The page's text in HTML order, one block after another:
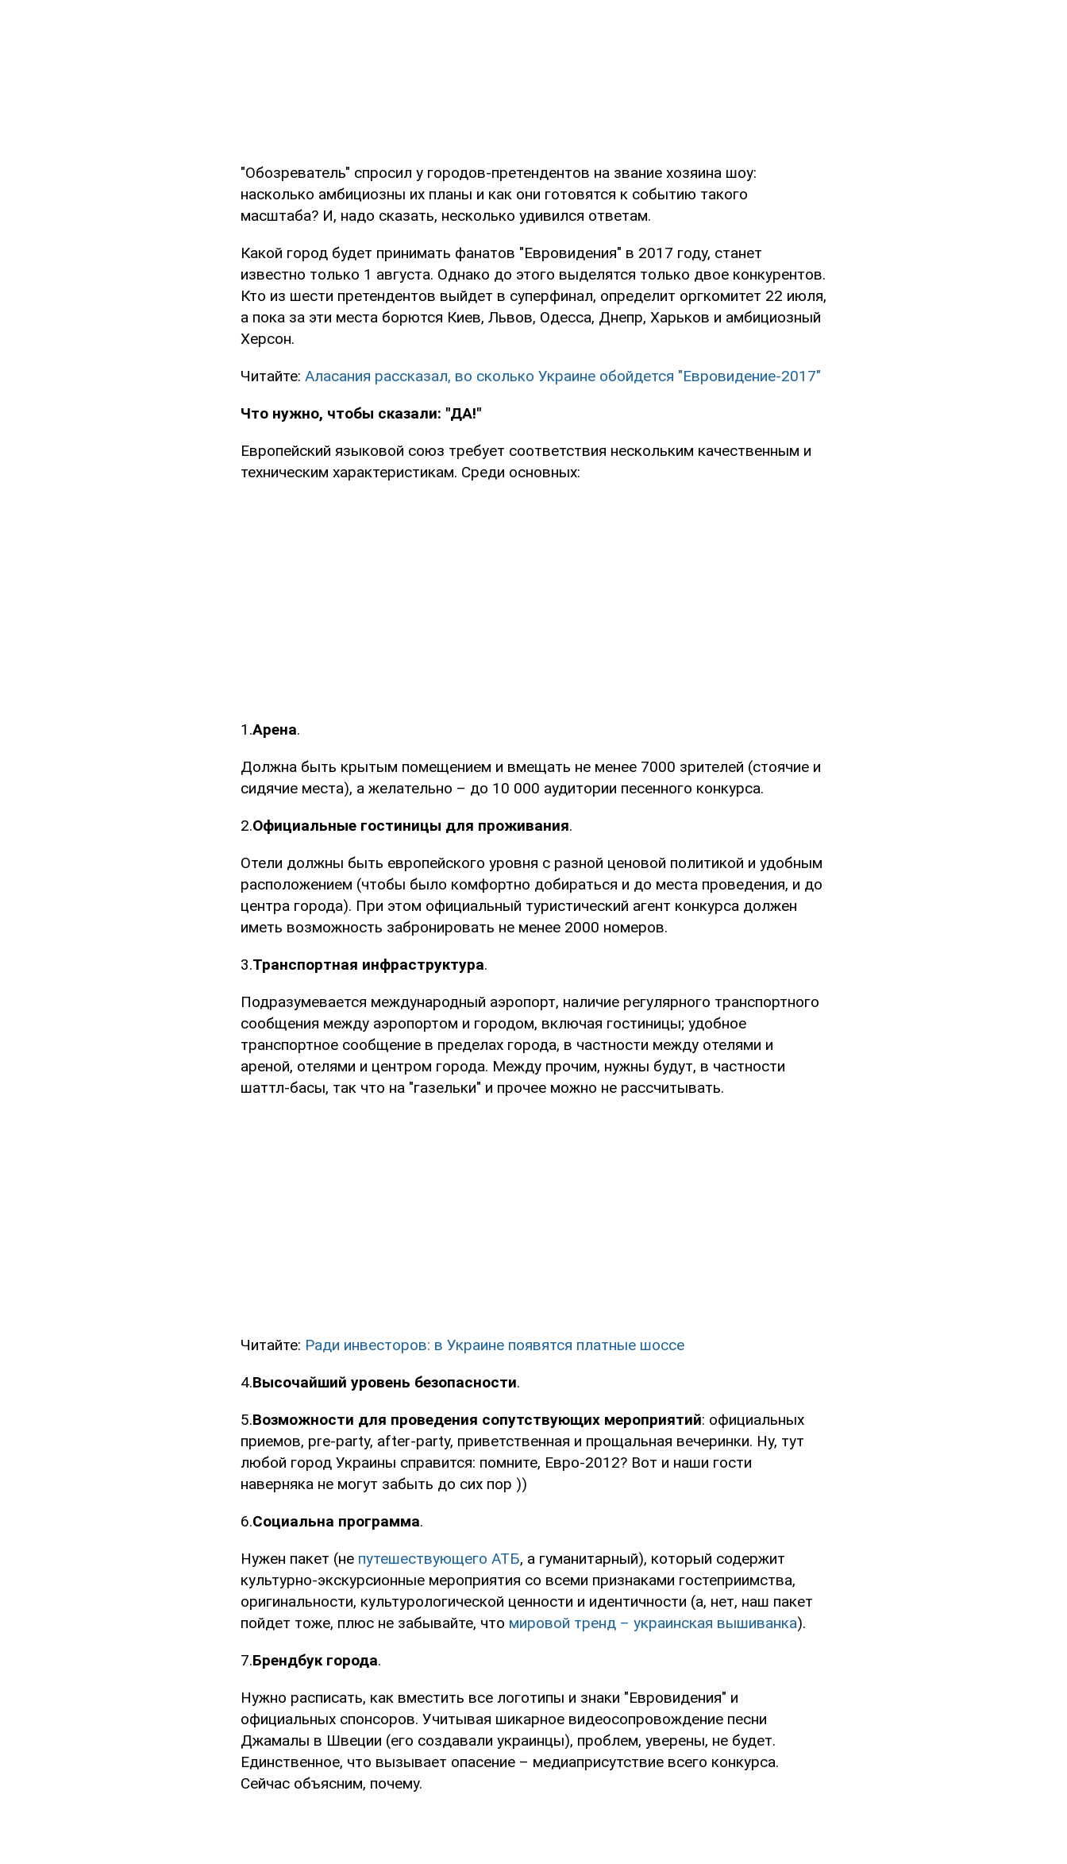
"Обозреватель" спросил у городов-претендентов на звание хозяина шоу:
насколько амбициозны их планы и как они готовятся к событию такого
масштаба? И, надо сказать, несколько удивился ответам.
Какой город будет принимать фанатов "Евровидения" в 2017 году, станет
известно только 1 августа. Однако до этого выделятся только двое конкурентов.
Кто из шести претендентов выйдет в суперфинал, определит оргкомитет 22 июля,
а пока за эти места борются Киев, Львов, Одесса, Днепр, Харьков и амбициозный
Херсон.
Читайте: Аласания рассказал, во сколько Украине обойдется "Евровидение-2017"
Что нужно, чтобы сказали: "ДА!"
Европейский языковой союз требует соответствия нескольким качественным и
техническим характеристикам. Среди основных:
1.Арена.
Должна быть крытым помещением и вмещать не менее 7000 зрителей (стоячие и
сидячие места), а желательно – до 10 000 аудитории песенного конкурса.
2.Официальные гостиницы для проживания.
Отели должны быть европейского уровня с разной ценовой политикой и удобным
расположением (чтобы было комфортно добираться и до места проведения, и до
центра города). При этом официальный туристический агент конкурса должен
иметь возможность забронировать не менее 2000 номеров.
3.Транспортная инфраструктура.
Подразумевается международный аэропорт, наличие регулярного транспортного
сообщения между аэропортом и городом, включая гостиницы; удобное
транспортное сообщение в пределах города, в частности между отелями и
ареной, отелями и центром города. Между прочим, нужны будут, в частности
шаттл-басы, так что на "газельки" и прочее можно не рассчитывать.
Читайте: Ради инвесторов: в Украине появятся платные шоссе
4.Высочайший уровень безопасности.
5.Возможности для проведения сопутствующих мероприятий: официальных
приемов, pre-party, after-party, приветственная и прощальная вечеринки. Ну, тут
любой город Украины справится: помните, Евро-2012? Вот и наши гости
наверняка не могут забыть до сих пор ))
6.Социальна программа.
Нужен пакет (не путешествующего АТБ, а гуманитарный), который содержит
культурно-экскурсионные мероприятия со всеми признаками гостеприимства,
оригинальности, культурологической ценности и идентичности (а, нет, наш пакет
пойдет тоже, плюс не забывайте, что мировой тренд – украинская вышиванка).
7.Брендбук города.
Нужно расписать, как вместить все логотипы и знаки "Евровидения" и
официальных спонсоров. Учитывая шикарное видеосопровождение песни
Джамалы в Швеции (его создавали украинцы), проблем, уверены, не будет.
Единственное, что вызывает опасение – медиаприсутствие всего конкурса.
Сейчас объясним, почему.